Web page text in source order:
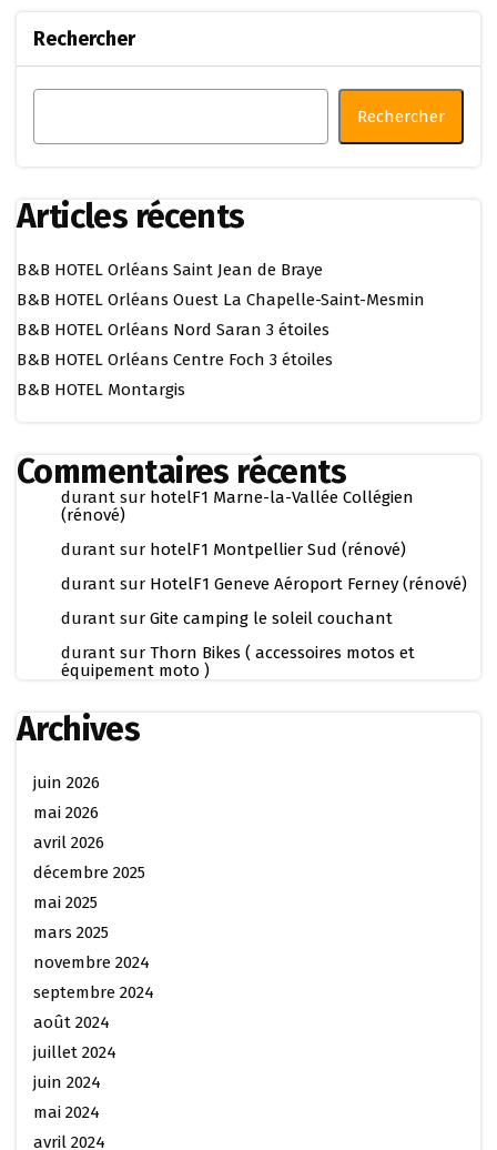
Rechercher
Rechercher
Articles récents
B&B HOTEL Orléans Saint Jean de Braye
B&B HOTEL Orléans Ouest La Chapelle-Saint-Mesmin
B&B HOTEL Orléans Nord Saran 3 étoiles
B&B HOTEL Orléans Centre Foch 3 étoiles
B&B HOTEL Montargis
Commentaires récents
durant sur hotelF1 Marne-la-Vallée Collégien
(rénové)
durant sur hotelF1 Montpellier Sud (rénové)
durant sur HotelF1 Geneve Aéroport Ferney (rénové)
durant sur Gite camping le soleil couchant
durant sur Thorn Bikes ( accessoires motos et
équipement moto )
Archives
juin 2026
mai 2026
avril 2026
décembre 2025
mai 2025
mars 2025
novembre 2024
septembre 2024
août 2024
juillet 2024
juin 2024
mai 2024
avril 2024